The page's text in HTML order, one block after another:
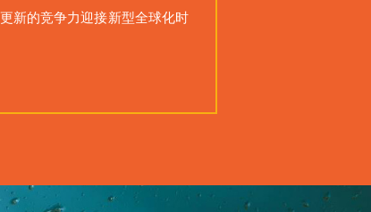
新的竞争力迎接新型全球化时